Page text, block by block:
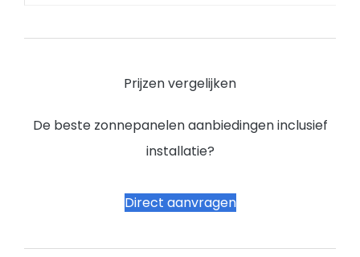
Prijzen vergelijken
De beste zonnepanelen aanbiedingen inclusief
installatie?
Direct aanvragen